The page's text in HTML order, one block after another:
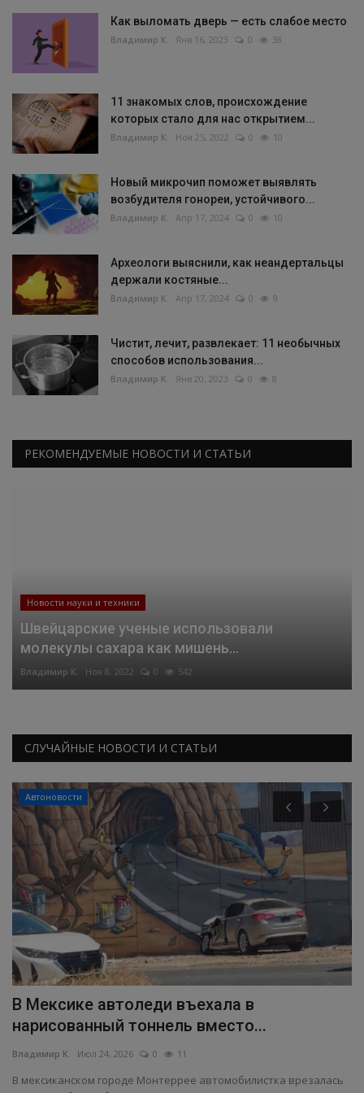
Как выломать дверь — есть слабое место
Владимир К. Янв 16, 2023 0 38
11 знакомых слов, происхождение
которых стало для нас открытием...
Владимир К. Ноя 25, 2022 0 10
Новый микрочип поможет выявлять
возбудителя гонореи, устойчивого...
Владимир К. Апр 17, 2024 0 10
Археологи выяснили, как неандертальцы
держали костяные...
Владимир К. Апр 17, 2024 0 9
Чистит, лечит, развлекает: 11 необычных
способов использования...
Владимир К. Янв 20, 2023 0 8
РЕКОМЕНДУЕМЫЕ НОВОСТИ И СТАТЬИ
Новости науки и техники
Швейцарские ученые использовали
молекулы сахара как мишень...
Владимир К. Ноя 8, 2022 0 542
СЛУЧАЙНЫЕ НОВОСТИ И СТАТЬИ
Автоновости
В Мексике автоледи въехала в
нарисованный тоннель вместо...
Владимир К. Июл 24, 2026 0 11
В мексиканском городе Монтеррее автомобилистка врезалась